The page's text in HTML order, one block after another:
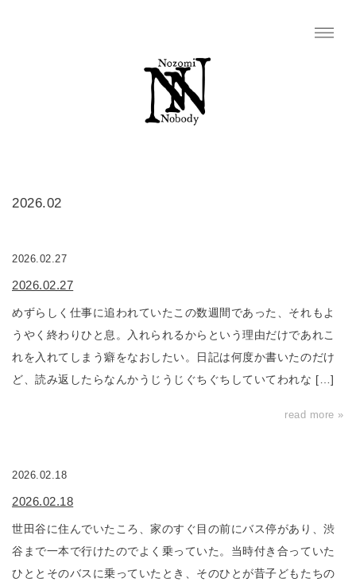
2026.02
2026.02.27
2026.02.27
めずらしく仕事に追われていたこの数週間であった、それもよ
うやく終わりひと息。入れられるからという理由だけであれこ
れを入れてしまう癖をなおしたい。日記は何度か書いたのだけ
ど、読み返したらなんかうじうじぐちぐちしていてわれな […]
read more »
2026.02.18
2026.02.18
世田谷に住んでいたころ、家のすぐ目の前にバス停があり、渋
谷まで一本で行けたのでよく乗っていた。当時付き合っていた
ひととそのバスに乗っていたとき、そのひとが昔子どもたちの